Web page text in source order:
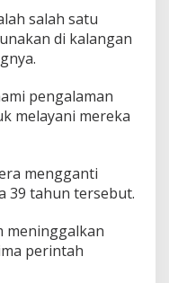
salah satu
di kalangan
pengalaman
melayani mereka
mengganti
39 tahun tersebut.
meninggalkan
perintah